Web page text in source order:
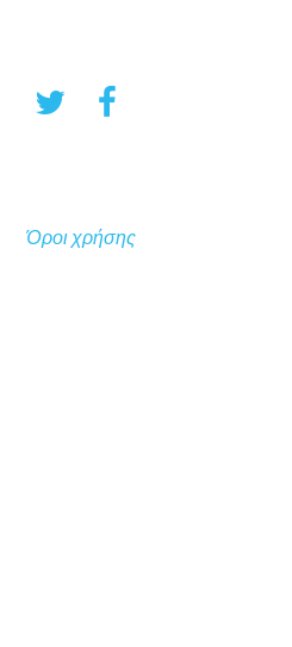
Όροι χρήσης